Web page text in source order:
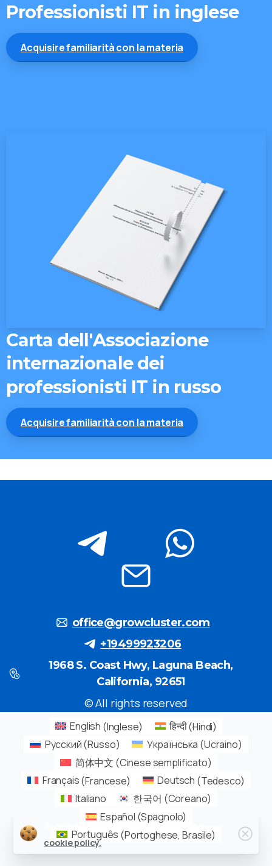
Professionisti IT in inglese
Acquisire familiarità con la materia
Carta dell'Associazione
internazionale dei
professionisti IT in russo
Acquisire familiarità con la materia
office@growcluster.com
+19499923206
1968 S. Coast Hwy, Laguna Beach,
California, 92651
© All rights reserved
Automatic
CTA with
Buttons
text
made for
and
awesome
template,
you can
replace it
with any
Check
our
English (Inglese) हिन्दी(Hindi)
Русский(Russo) Українська (Ucraino)
简体中文 (Cinese semplificato)
Français(Francese) Deutsch (Tedesco)
Italiano
한국어 (Coreano)
Español (Spagnolo)
Português (Portoghese, Brasile)
By using this website, you agree to our
cookie policy.